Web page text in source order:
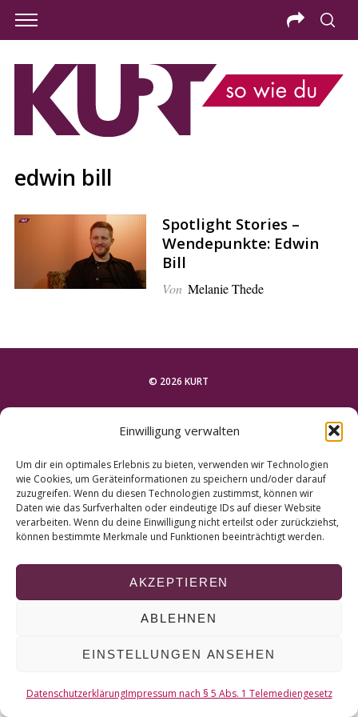
Einwilligung verwalten
Um dir ein optimales Erlebnis zu bieten, verwenden wir Technologien
wie Cookies, um Geräteinformationen zu speichern und/oder darauf
zuzugreifen. Wenn du diesen Technologien zustimmst, können wir
Daten wie das Surfverhalten oder eindeutige IDs auf dieser Website
verarbeiten. Wenn du deine Einwilligung nicht erteilst oder zurückziehst,
können bestimmte Merkmale und Funktionen beeinträchtigt werden.
AKZEPTIEREN
ABLEHNEN
EINSTELLUNGEN ANSEHEN
DatenschutzerklärungImpressum nach § 5 Abs. 1 Telemediengesetz
edwin bill
Spotlight Stories –
Wendepunkte: Edwin
Bill
Von Melanie Thede
© 2026 KURT
NACH OBEN
a